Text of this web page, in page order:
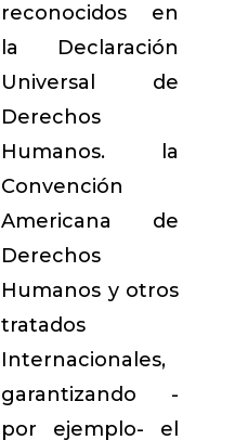
reconocidos en
la Declaración
Universal de
Derechos
Humanos. la
Convención
Americana de
Derechos
Humanos y otros
tratados
Internacionales,
garantizando -
por ejemplo- el